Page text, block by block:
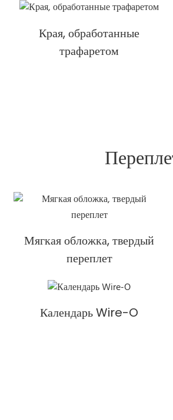
Края, обработанные
трафаретом
Мягкая обложка, твердый
переплет
Календарь Wire-O